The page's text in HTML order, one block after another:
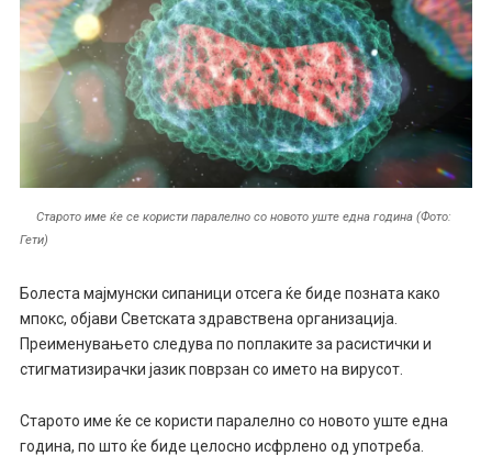
Старото име ќе се користи паралелно со новото уште една година (Фото:
Гети)
Болеста мајмунски сипаници отсега ќе биде позната како
мпокс, објави Светската здравствена организација.
Преименувањето следува по поплаките за расистички и
стигматизирачки јазик поврзан со името на вирусот.
Старото име ќе се користи паралелно со новото уште една
година, по што ќе биде целосно исфрлено од употреба.